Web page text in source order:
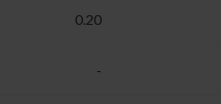
0.20
-